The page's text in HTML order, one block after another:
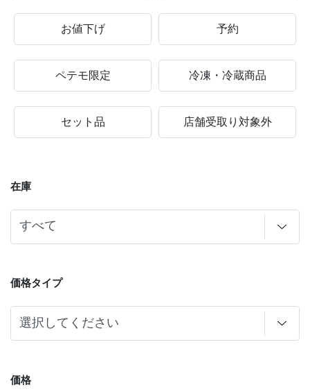
お値下げ 予約
ペテモ限定 冷凍・冷蔵商品
セット品 店舗受取り対象外
在庫
価格タイプ
価格